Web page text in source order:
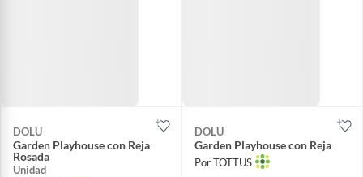
DOLU
Garden Playhouse con Reja
Rosada
Unidad
DOLU
Garden Playhouse con Reja
Por TOTTUS